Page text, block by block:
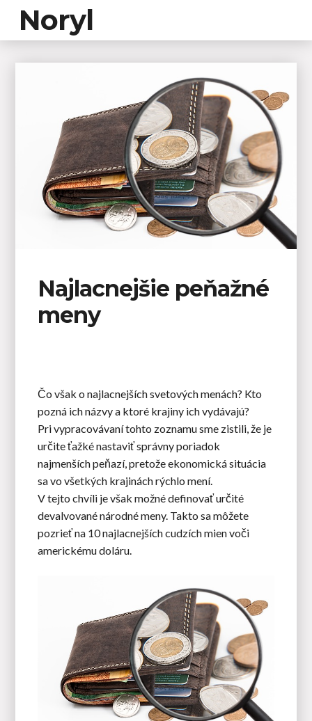
Noryl
Najlacnejšie peňažné
meny
Čo však o najlacnejších svetových menách? Kto
pozná ich názvy a ktoré krajiny ich vydávajú?
Pri vypracovávaní tohto zoznamu sme zistili, že je
určite ťažké nastaviť správny poriadok
najmenších peňazí, pretože ekonomická situácia
sa vo všetkých krajinách rýchlo mení.
V tejto chvíli je však možné definovať určité
devalvované národné meny. Takto sa môžete
pozrieť na 10 najlacnejších cudzích mien voči
americkému doláru.